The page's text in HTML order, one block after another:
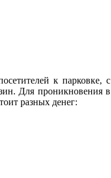
к парковке, с
Для проникновения в
разных денег: